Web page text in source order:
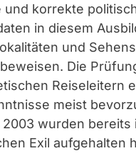
und korrekte
in diesem
und
Die
Reiseleitern
meist
wurden
Exil